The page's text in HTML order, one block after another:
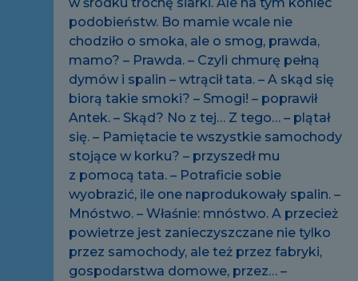
podobieństw. Bo mamie wcale nie
chodziło o smoka, ale o smog, prawda,
mamo? – Prawda. – Czyli chmurę pełną
dymów i spalin – wtrącił tata. – A skąd się
biorą takie smoki? – Smogi! – poprawił
Antek. – Skąd? No z tej… Z tego… – plątał
się. – Pamiętacie te wszystkie samochody
stojące w korku? – przyszedł mu
z pomocą tata. – Potraficie sobie
wyobrazić, ile one naprodukowały spalin. –
Mnóstwo. – Właśnie: mnóstwo. A przecież
powietrze jest zanieczyszczane nie tylko
przez samochody, ale też przez fabryki,
gospodarstwa domowe, przez… –